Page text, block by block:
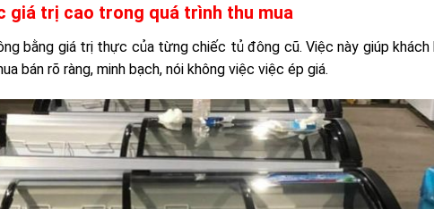
giá trị cao trong quá trình thu mua
bằng giá trị thực của từng chiếc tủ đông cũ. Việc này giúp khách
bán rõ ràng, minh bạch, nói không việc việc ép giá.